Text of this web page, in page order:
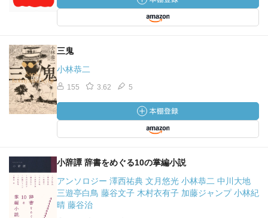
三鬼
小林恭二
155 3.62 5
小辞譚 辞書をめぐる10の掌編小説
アンソロジー 澤西祐典 文月悠光 小林恭二 中川大地
三遊亭白鳥 藤谷文子 木村衣有子 加藤ジャンプ 小林紀
晴 藤谷治